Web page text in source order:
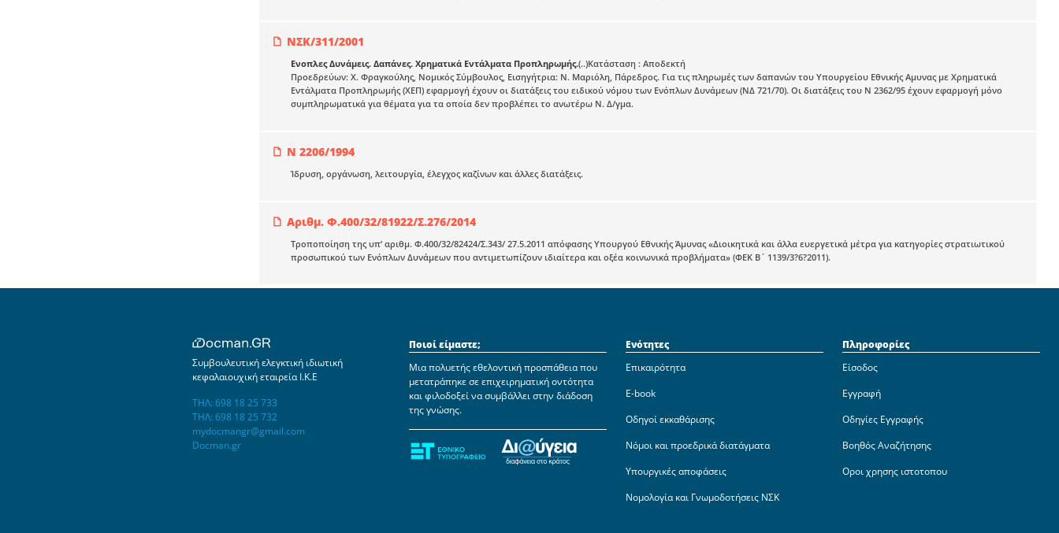
ΝΣΚ/311/2001
Ενοπλες Δυνάμεις. Δαπάνες. Χρηματικά Εντάλματα Προπληρωμής.(..)Κατάσταση : Αποδεκτή
Προεδρεύων: Χ. Φραγκούλης, Νομικός Σύμβουλος, Εισηγήτρια: Ν. Μαριόλη, Πάρεδρος. Για τις πληρωμές των δαπανών του Υπουργείου Εθνικής Αμυνας με Χρηματικά
Εντάλματα Προπληρωμής (ΧΕΠ) εφαρμογή έχουν οι διατάξεις του ειδικού νόμου των Ενόπλων Δυνάμεων (ΝΔ 721/70). Οι διατάξεις του Ν 2362/95 έχουν εφαρμογή μόνο
συμπληρωματικά για θέματα για τα οποία δεν προβλέπει το ανωτέρω Ν. Δ/γμα.
Ν 2206/1994
Ίδρυση, οργάνωση, λειτουργία, έλεγχος καζίνων και άλλες διατάξεις.
Αριθμ. Φ.400/32/81922/Σ.276/2014
Τροποποίηση της υπ’ αριθμ. Φ.400/32/82424/Σ.343/ 27.5.2011 απόφασης Υπουργού Εθνικής Άμυνας «Διοικητικά και άλλα ευεργετικά μέτρα για κατηγορίες στρατιωτικού
προσωπικού των Ενόπλων Δυνάμεων που αντιμετωπίζουν ιδιαίτερα και οξέα κοινωνικά προβλήματα» (ΦΕΚ Β΄ 1139/3?6?2011).
Συμβουλευτική ελεγκτική ιδιωτική
κεφαλαιουχική εταιρεία Ι.Κ.Ε
ΤΗΛ: 698 18 25 733
ΤΗΛ: 698 18 25 732
mydocmangr@gmail.com
Docman.gr
Ποιοί είμαστε;
Μια πολυετής εθελοντική προσπάθεια που
μετατράπηκε σε επιχειρηματική οντότητα
και φιλοδοξεί να συμβάλλει στην διάδοση
της γνώσης.
Ενότητες
Επικαιρότητα
E-book
Οδηγοί εκκαθάρισης
Νόμοι και προεδρικά διατάγματα
Υπουργικές αποφάσεις
Νομολογία και Γνωμοδοτήσεις ΝΣΚ
Πληροφορίες
Είσοδος
Εγγραφή
Οδηγίες Εγγραφής
Βοηθός Αναζήτησης
Οροι χρησης ιστοτοπου